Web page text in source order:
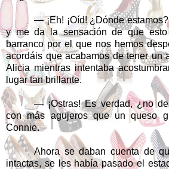
— ¡Eh! ¡Oíd! ¿Dónde
y me da la sensación de que
barranco por el que nos hemos
acordáis que acabamos de tener un
Alicia mientras intentaba
lugar tan brillante.
— ¡Ostras! Es verdad, ¿no
con más agujeros que un queso
Connie.
Ahora se daban cuenta de
intactas, se les había pasado el